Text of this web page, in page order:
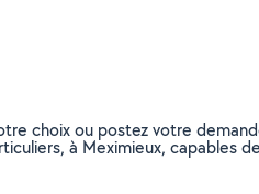
choix ou postez votre
à Meximieux, capables